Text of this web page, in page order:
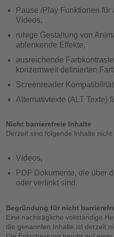
Pause /Play Funktionen für
Videos,
ruhige Gestaltung von
ablenkende Effekte,
ausreichende
konzernweit definierten
Screenreader
Alternativtexte (ALT Texte)
Nicht barrierefreie Inhalte
Derzeit sind folgende Inhalte
Videos,
PDF Dokumente, die über
oder verlinkt sind.
Begründung für nicht
Eine nachträgliche vollständige
die genannten Inhalte ist derzeit